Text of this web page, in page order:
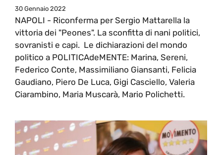
30 Gennaio 2022
NAPOLI - Riconferma per Sergio Mattarella la
vittoria dei "Peones". La sconfitta di nani politici,
sovranisti e capi. Le dichiarazioni del mondo
politico a POLITICAdeMENTE: Marina, Sereni,
Federico Conte, Massimiliano Giansanti, Felicia
Gaudiano, Piero De Luca, Gigi Casciello, Valeria
Ciarambino, Maria Muscarà, Mario Polichetti.